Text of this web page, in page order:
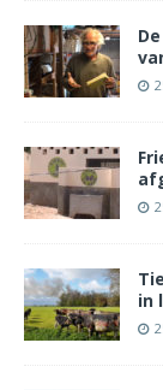
in